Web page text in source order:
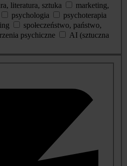
literatura, sztuka
marketing,
psychologia
psychoterapia
społeczeństwo, państwo,
psychiczne
AI (sztuczna